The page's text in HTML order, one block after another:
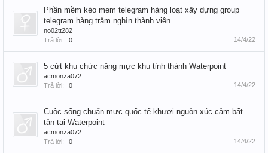
Phần mềm kéo mem telegram hàng loạt xây dựng group
telegram hàng trăm nghìn thành viên
no02tt282
Trả lời:
0 14/4/22
5 cứt khu chức năng mực khu tỉnh thành Waterpoint
acmonza072
Trả lời:
0 14/4/22
Cuộc sống chuẩn mực quốc tế khươi nguồn xúc cảm bất
tận tại Waterpoint
acmonza072
Trả lời:
0 14/4/22